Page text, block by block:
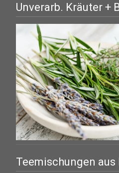
Unverarb. Kräuter +
Teemischungen aus